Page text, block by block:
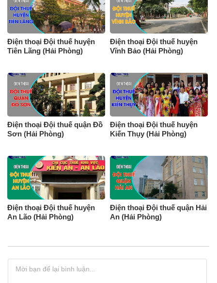
Điện thoại Đội thuế huyện
Tiên Lãng (Hải Phòng)
Điện thoại Đội thuế huyện
Vĩnh Bảo (Hải Phòng)
Điện thoại Đội thuế quận Đồ
Sơn (Hải Phòng)
Điện thoại Đội thuế huyện
Kiến Thụy (Hải Phòng)
Điện thoại Đội thuế huyện
An Lão (Hải Phòng)
Điện thoại Đội thuế quận Hải
An (Hải Phòng)